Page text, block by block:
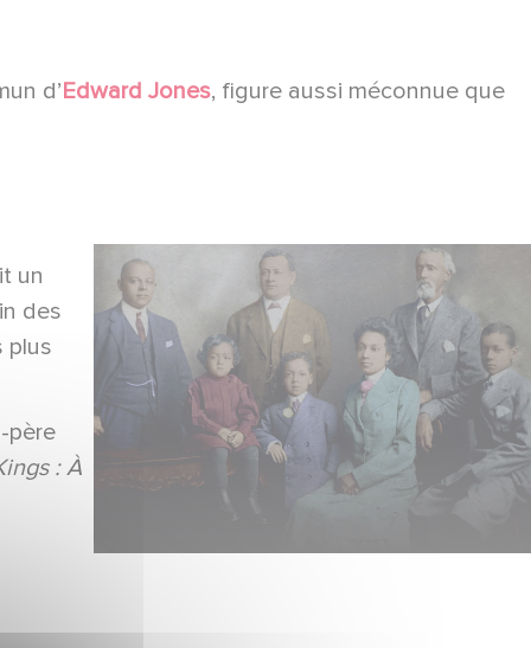
d’Edward Jones, figure aussi méconnue que
un
des
plus
père
: À